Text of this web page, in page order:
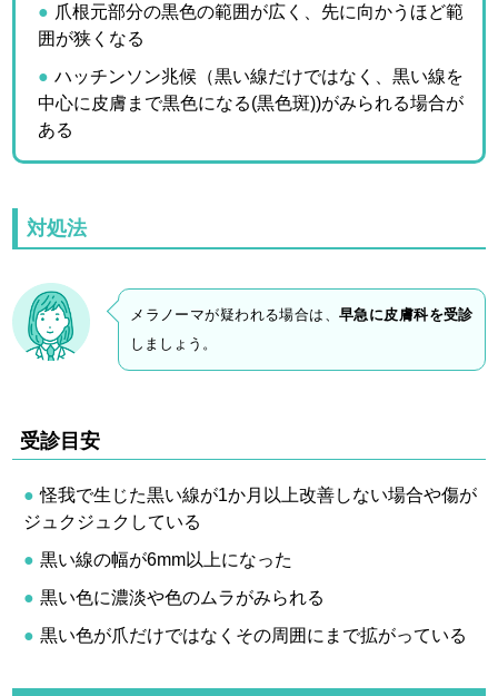
爪根元部分の黒色の範囲が広く、先に向かうほど範
囲が狭くなる
ハッチンソン兆候（黒い線だけではなく、黒い線を
中心に皮膚まで黒色になる(黒色斑))がみられる場合が
ある
対処法
メラノーマが疑われる場合は、早急に皮膚科を受診
しましょう。
受診目安
怪我で生じた黒い線が1か月以上改善しない場合や傷が
ジュクジュクしている
黒い線の幅が6mm以上になった
黒い色に濃淡や色のムラがみられる
黒い色が爪だけではなくその周囲にまで拡がっている